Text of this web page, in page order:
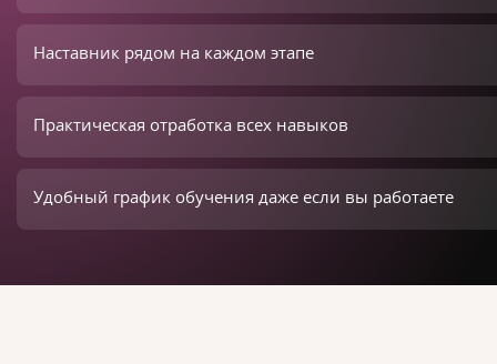
Наставник рядом на каждом этапе
Практическая отработка всех навыков
Удобный график обучения даже если вы работаете